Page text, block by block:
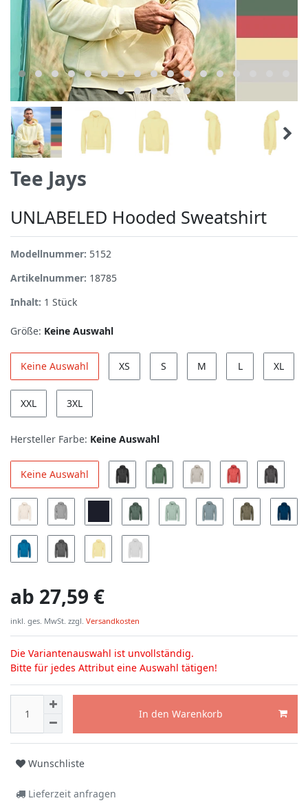
Tee Jays
UNLABELED Hooded Sweatshirt
Modellnummer: 5152
Artikelnummer: 18785
Inhalt: 1 Stück
Größe: Keine Auswahl
Keine Auswahl XS S M L XL
XXL 3XL
Hersteller Farbe: Keine Auswahl
Keine Auswahl
ab 27,59 €
inkl. ges. MwSt. zzgl. Versandkosten
Die Variantenauswahl ist unvollständig.
Bitte für jedes Attribut eine Auswahl tätigen!
In den Warenkorb
Wunschliste
Lieferzeit anfragen